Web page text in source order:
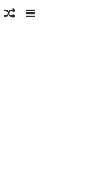
ConnexionArticle Aléatoire